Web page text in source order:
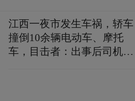
江西一夜市发生车祸，轿车
撞倒10余辆电动车、摩托
车，目击者：出事后司机一